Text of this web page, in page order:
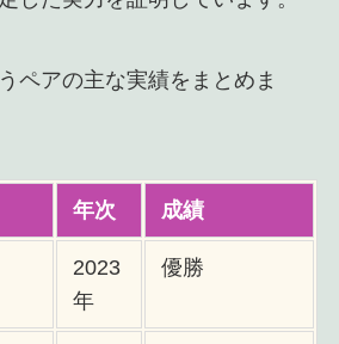
ペアの主な実績をまとめま
年次 成績
2023
年
優勝